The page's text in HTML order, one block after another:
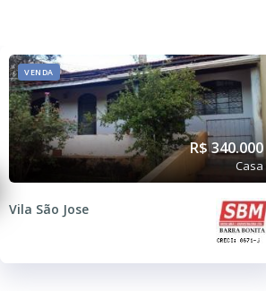
VENDA
R$ 340.000
Casa
Vila São Jose